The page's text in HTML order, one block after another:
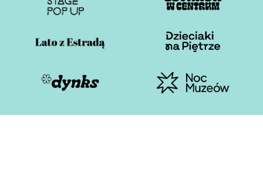
Otwiera stronę w nowej karcie Otwiera stronę w
Otwiera stronę w nowej karcie Otwiera stronę w
Otwiera stronę w nowej karcie Otwiera stronę w